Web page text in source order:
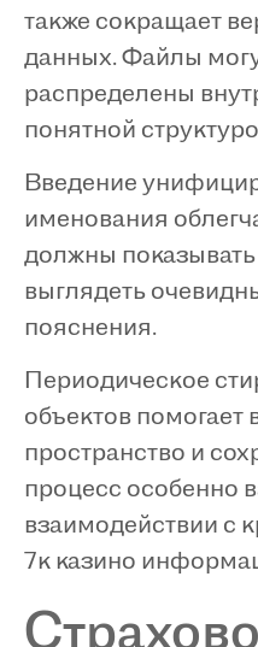
также сокращает
данных. Файлы
распределены
понятной
Введение
именования
должны
выглядеть
пояснения.
Периодическое
объектов помогает
пространство и
процесс особенно
взаимодействии с
7к казино